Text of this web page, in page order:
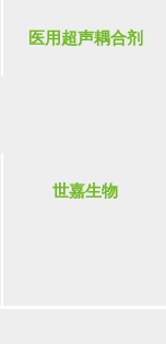
医用超声耦合剂
世嘉生物